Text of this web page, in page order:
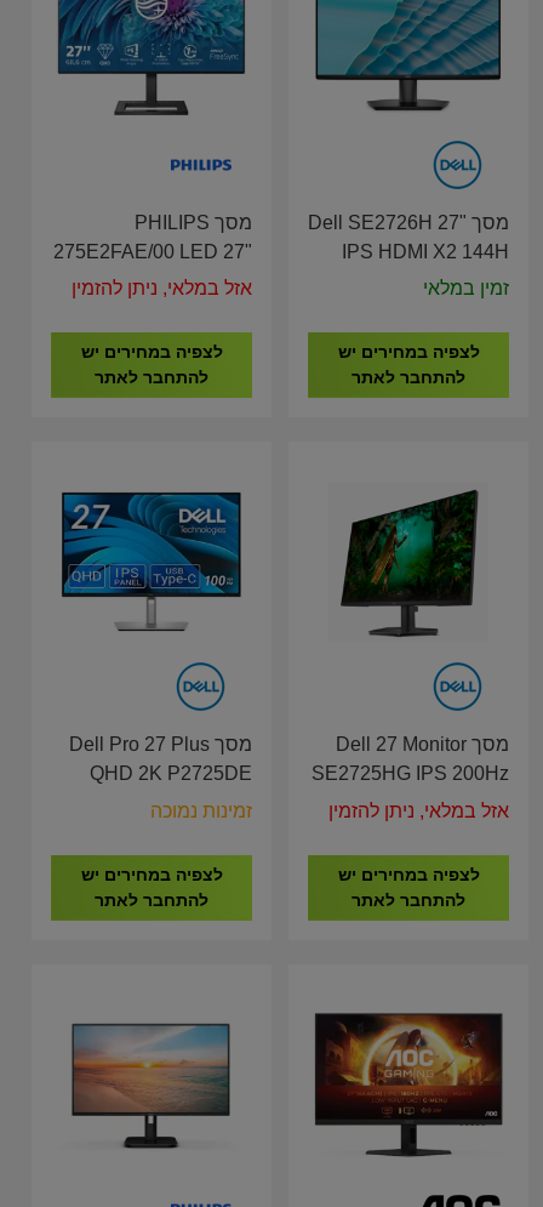
מסך Dell SE2726H 27"
IPS HDMI X2 144H
Monitor
זמין במלאי
לצפיה במחירים יש
להתחבר לאתר
מסך PHILIPS
275E2FAE/00 LED 27"
IPS 2K עם רגלית
אזל במלאי, ניתן להזמין
לצפיה במחירים יש
להתחבר לאתר
מסך Dell 27 Monitor
SE2725HG IPS 200Hz
GAMING
אזל במלאי, ניתן להזמין
לצפיה במחירים יש
להתחבר לאתר
מסך Dell Pro 27 Plus
QHD 2K P2725DE
USB-C Hub HDMI, DP,
זמינות נמוכה
לצפיה במחירים יש
להתחבר לאתר